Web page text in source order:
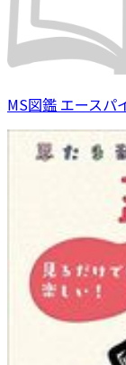
MS図鑑 エースパ